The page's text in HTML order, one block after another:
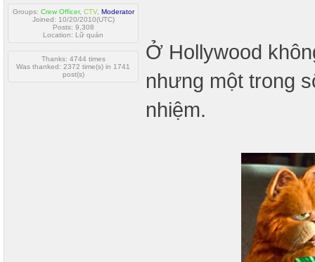
Groups: Crew Officer, CTV, Moderator
Joined: 10/20/2010(UTC)
Posts: 9,308
Location: Lữ quán
Thanks: 4744 times
Was thanked: 2372 time(s) in 1741
post(s)
Ở Hollywood
nhưng một trong
nhiệm.